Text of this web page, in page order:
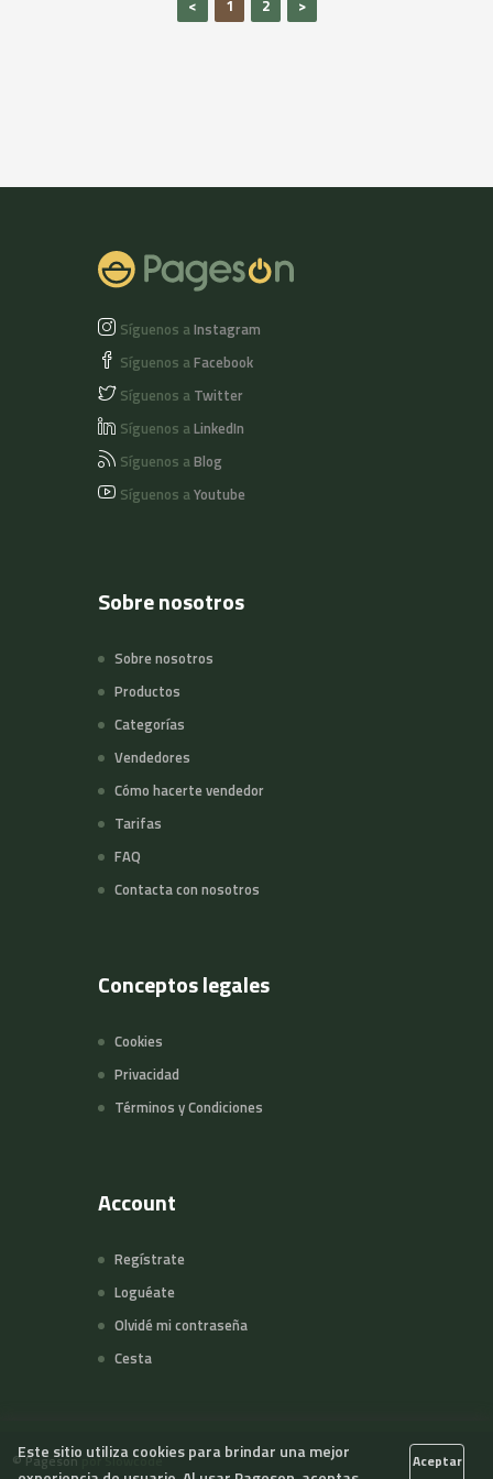
en un vaso de tubo o
hierbas, endulza y
pasa a envejecer en
< 1 2 >
Síguenos aInstagram
Síguenos aFacebook
Síguenos a Twitter
Síguenos aLinkedIn
Síguenos aBlog
Síguenos aYoutube
Sobre nosotros
Sobre nosotros
Productos
Categorías
Vendedores
Cómo hacerte vendedor
Tarifas
FAQ
Contacta con nosotros
Conceptos legales
Cookies
Privacidad
Términos y Condiciones
Account
Regístrate
Loguéate
Olvidé mi contraseña
Cesta
©Pageson por Slowcode
Este sitio utiliza cookies para brindar una mejor
Aceptar